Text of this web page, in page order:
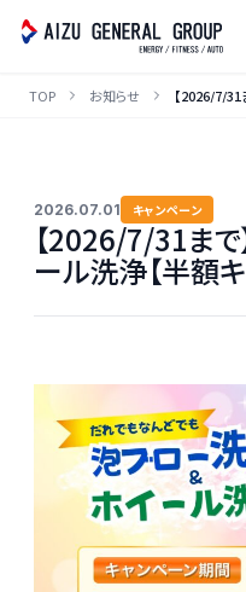
TOP お知らせ
2026.07.01 キャンペーン
【2026/7/31ま
ール洗浄【半額キ